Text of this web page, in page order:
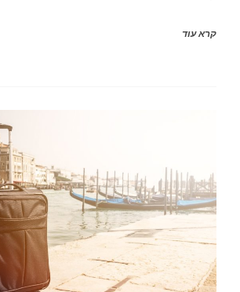
קרא עוד